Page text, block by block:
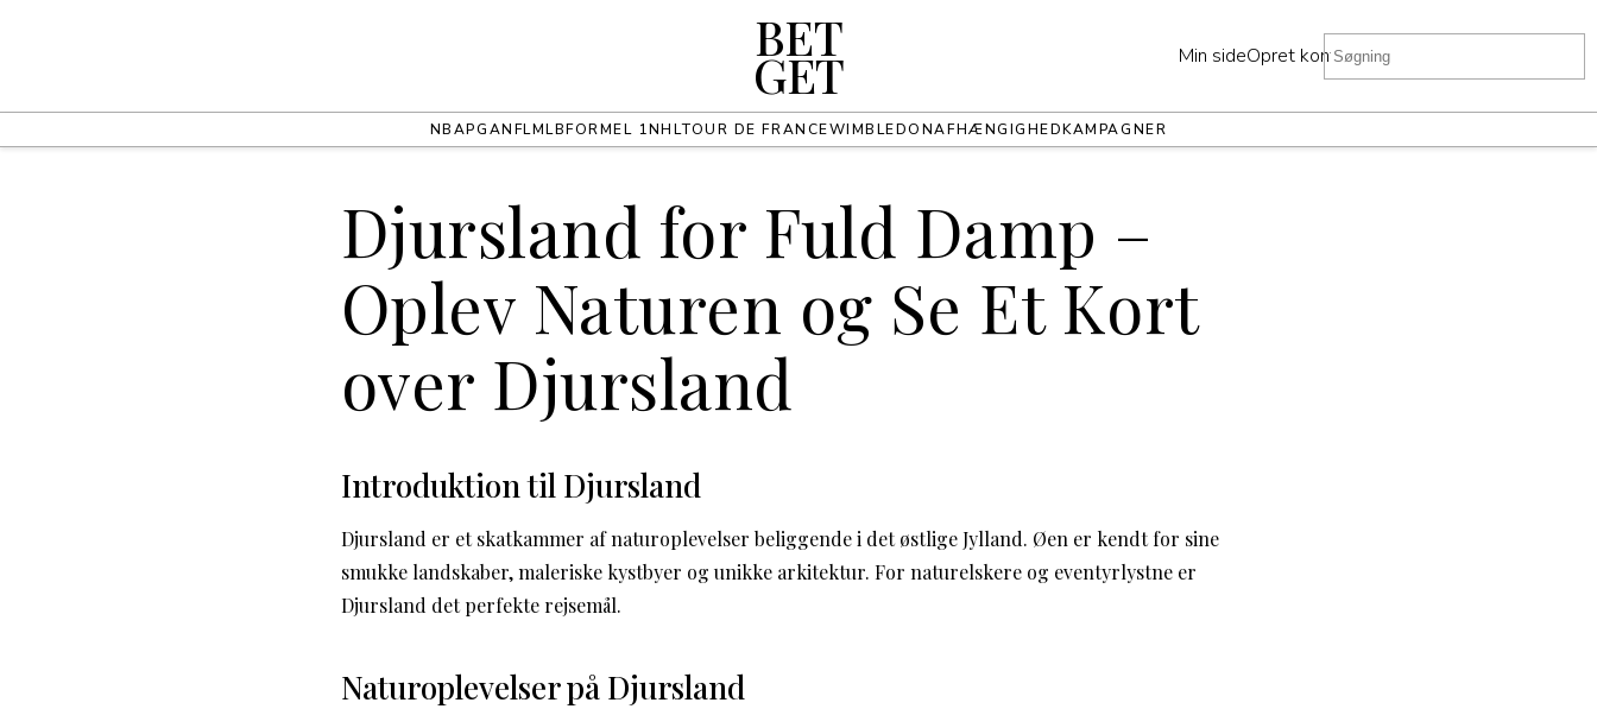
BET
GET Min sideOpret konto
NBAPGANFLMLBFORMEL 1NHLTOUR DE FRANCEWIMBLEDONAFHÆNGIGHEDKAMPAGNER
Djursland for Fuld Damp –
Oplev Naturen og Se Et Kort
over Djursland
Introduktion til Djursland
Djursland er et skatkammer af naturoplevelser beliggende i det østlige Jylland. Øen er kendt for sine
smukke landskaber, maleriske kystbyer og unikke arkitektur. For naturelskere og eventyrlystne er
Djursland det perfekte rejsemål.
Naturoplevelser på Djursland